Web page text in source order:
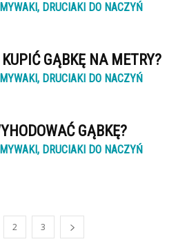
DRUCIAKI DO NACZYŃ
GĄBKĘ NA METRY?
DRUCIAKI DO NACZYŃ
GĄBKĘ?
DRUCIAKI DO NACZYŃ
2 3